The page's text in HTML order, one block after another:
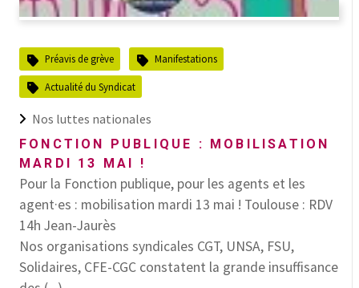
Préavis de grève Manifestations
Actualité du Syndicat
Nos luttes nationales
FONCTION PUBLIQUE : MOBILISATION
MARDI 13 MAI !
Pour la Fonction publique, pour les agents et les
agent·es : mobilisation mardi 13 mai ! Toulouse : RDV
14h Jean-Jaurès
Nos organisations syndicales CGT, UNSA, FSU,
Solidaires, CFE-CGC constatent la grande insuffisance